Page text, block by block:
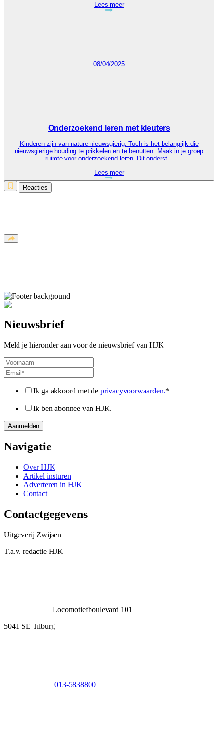
Lees meer
08/04/2025
Onderzoekend leren met kleuters
Kinderen zijn van nature nieuwsgierig. Toch is het belangrijk die
nieuwsgierige houding te prikkelen en te benutten. Maak in je groep
ruimte voor onderzoekend leren. Dit onderst...
Lees meer
Reacties
Nieuwsbrief
Meld je hieronder aan voor de nieuwsbrief van HJK
Ik ga akkoord met de privacyvoorwaarden.*
Ik ben abonnee van HJK.
Navigatie
Over HJK
Artikel insturen
Adverteren in HJK
Contact
Contactgegevens
Uitgeverij Zwijsen
T.a.v. redactie HJK
Locomotiefboulevard 101
5041 SE Tilburg
013-5838800